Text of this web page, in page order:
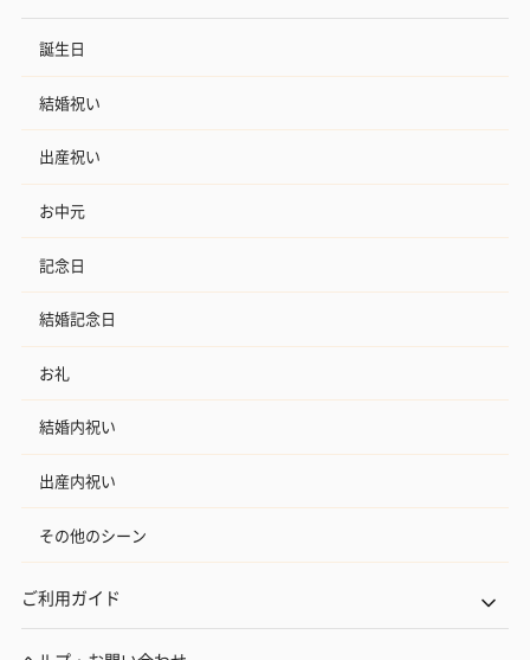
誕生日
結婚祝い
出産祝い
お中元
記念日
結婚記念日
お礼
結婚内祝い
出産内祝い
その他のシーン
ご利用ガイド